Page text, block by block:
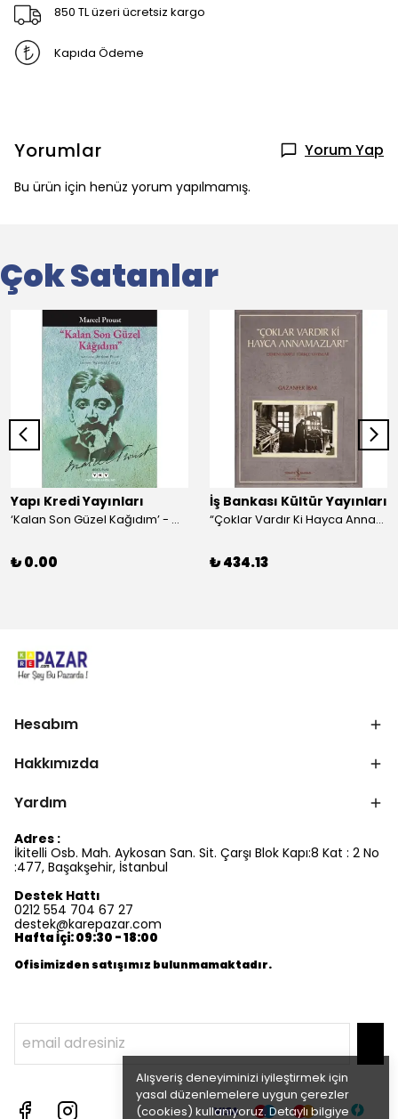
Alışveriş deneyiminizi iyileştirmek için
yasal düzenlemelere uygun çerezler
(cookies) kullanıyoruz. Detaylı bilgiye
850 TL üzeri ücretsiz kargo
Kapıda Ödeme
Yorumlar Yorum Yap
Bu ürün için henüz yorum yapılmamış.
Çok Satanlar
Yapı Kredi Yayınları
‘Kalan Son Güzel Kağıdım’ - Marcel Proust
₺ 0.00
İş Bankası Kültür Yayınları
“Çoklar Vardır Ki Hayca Annamazlar!” - Gazanfer İbar
₺ 434.13
Hesabım
Hakkımızda
Yardım
Adres :
İkitelli Osb. Mah. Aykosan San. Sit. Çarşı Blok Kapı:8 Kat : 2 No
:477, Başakşehir, İstanbul
Destek Hattı
0212 554 704 67 27
destek@karepazar.com
Hafta İçi: 09:30 - 18:00
Ofisimizden satışımız bulunmamaktadır.